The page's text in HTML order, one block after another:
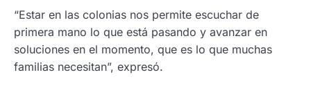
“Estar en las colonias nos permite escuchar de
primera mano lo que está pasando y avanzar en
soluciones en el momento, que es lo que muchas
familias necesitan”, expresó.